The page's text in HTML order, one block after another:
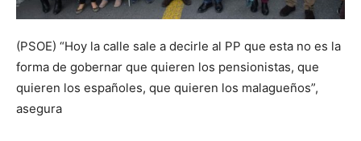
(PSOE) “Hoy la calle sale a decirle al PP que esta no es la
forma de gobernar que quieren los pensionistas, que
quieren los españoles, que quieren los malagueños”,
asegura